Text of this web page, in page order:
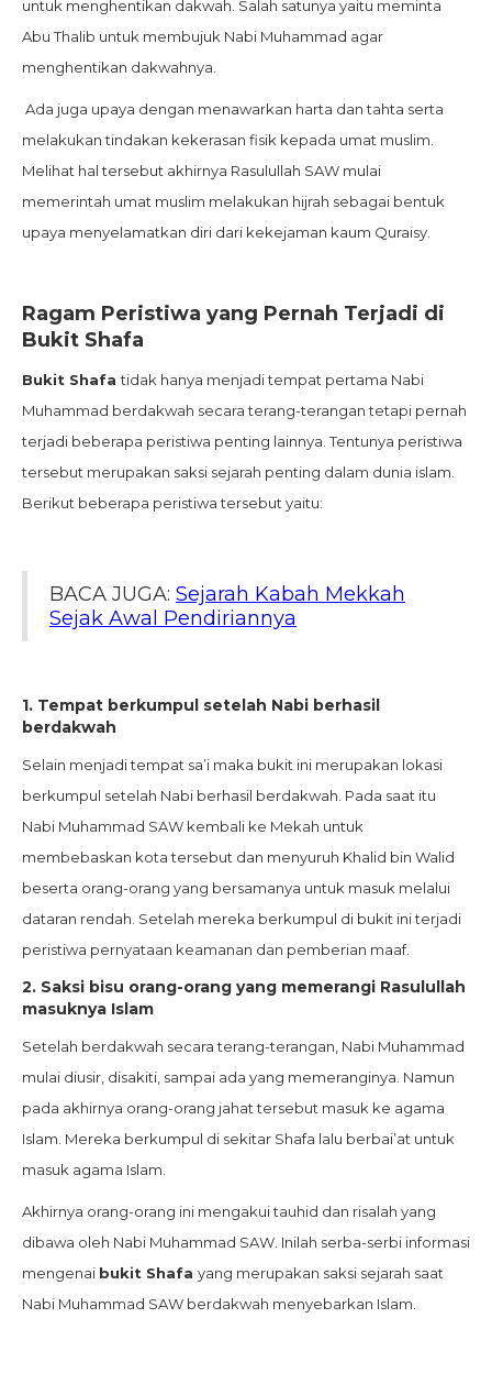
untuk menghentikan dakwah. Salah satunya yaitu meminta
Abu Thalib untuk membujuk Nabi Muhammad agar
menghentikan dakwahnya.
Ada juga upaya dengan menawarkan harta dan tahta serta
melakukan tindakan kekerasan fisik kepada umat muslim.
Melihat hal tersebut akhirnya Rasulullah SAW mulai
memerintah umat muslim melakukan hijrah sebagai bentuk
upaya menyelamatkan diri dari kekejaman kaum Quraisy.
Ragam Peristiwa yang Pernah Terjadi di
Bukit Shafa
Bukit Shafatidak hanya menjadi tempat pertama Nabi
Muhammad berdakwah secara terang-terangan tetapi pernah
terjadi beberapa peristiwa penting lainnya. Tentunya peristiwa
tersebut merupakan saksi sejarah penting dalam dunia islam.
Berikut beberapa peristiwa tersebut yaitu:
BACA JUGA: Sejarah Kabah Mekkah
Sejak Awal Pendiriannya
1. Tempat berkumpul setelah Nabi berhasil
berdakwah
Selain menjadi tempat sa’i maka bukit ini merupakan lokasi
berkumpul setelah Nabi berhasil berdakwah. Pada saat itu
Nabi Muhammad SAW kembali ke Mekah untuk
membebaskan kota tersebut dan menyuruh Khalid bin Walid
beserta orang-orang yang bersamanya untuk masuk melalui
dataran rendah. Setelah mereka berkumpul di bukit ini terjadi
peristiwa pernyataan keamanan dan pemberian maaf.
2. Saksi bisu orang-orang yang memerangi Rasulullah
masuknya Islam
Setelah berdakwah secara terang-terangan, Nabi Muhammad
mulai diusir, disakiti, sampai ada yang memeranginya. Namun
pada akhirnya orang-orang jahat tersebut masuk ke agama
Islam. Mereka berkumpul di sekitar Shafa lalu berbai’at untuk
masuk agama Islam.
Akhirnya orang-orang ini mengakui tauhid dan risalah yang
dibawa oleh Nabi Muhammad SAW. Inilah serba-serbi informasi
mengenai bukit Shafa yang merupakan saksi sejarah saat
Nabi Muhammad SAW berdakwah menyebarkan Islam.